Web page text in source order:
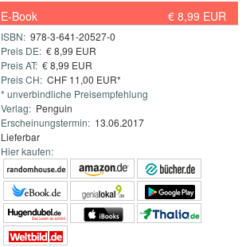
E-Book € 8,99 EUR
ISBN: 978-3-641-20527-0
Preis DE: € 8,99 EUR
Preis AT: € 8,99 EUR
Preis CH: CHF 11,00 EUR*
* unverbindliche Preisempfehlung
Verlag: Penguin
Erscheinungstermin: 13.06.2017
Lieferbar
Hier kaufen: